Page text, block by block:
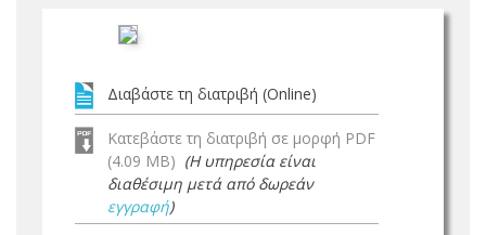
Διαβάστε τη διατριβή (Online)
Κατεβάστε τη διατριβή σε μορφή PDF
(4.09 MB) (Η υπηρεσία είναι
διαθέσιμη μετά από δωρεάν
εγγραφή)